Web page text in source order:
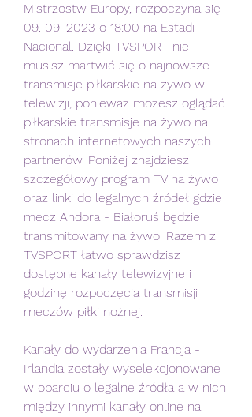
Mistrzostw Europy, rozpoczyna się
09. 09. 2023 o 18:00 na Estadi
Nacional. Dzięki TVSPORT nie
musisz martwić się o najnowsze
transmisje piłkarskie na żywo w
telewizji, ponieważ możesz oglądać
piłkarskie transmisje na żywo na
stronach internetowych naszych
partnerów. Poniżej znajdziesz
szczegółowy program TV na żywo
oraz linki do legalnych źródeł gdzie
mecz Andora - Białoruś będzie
transmitowany na żywo. Razem z
TVSPORT łatwo sprawdzisz
dostępne kanały telewizyjne i
godzinę rozpoczęcia transmisji
meczów piłki nożnej.
Kanały do wydarzenia Francja -
Irlandia zostały wyselekcjonowane
w oparciu o legalne źródła a w nich
między innymi kanały online na